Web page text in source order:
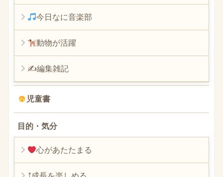
今日なに音楽部
動物が活躍
✍編集雑記
児童書
目的・気分
心があたたまる